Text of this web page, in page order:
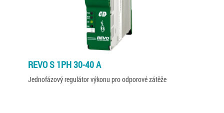
REVO S 1PH 30-40 A
Jednofázový regulátor výkonu pro odporové zátěže